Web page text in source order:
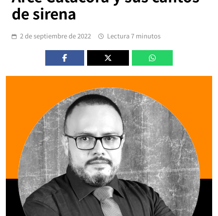
de sirena
2 de septiembre de 2022 Lectura 7 minutos